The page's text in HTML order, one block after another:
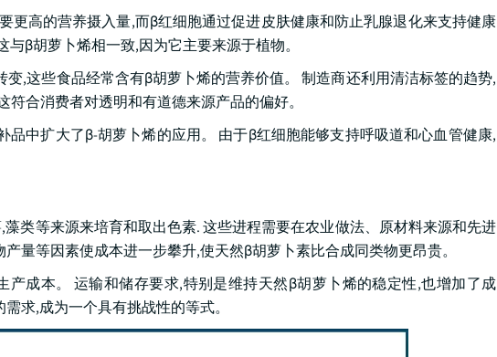
更高的营养摄入量,而β红细胞通过促进皮肤健康和防止乳腺退化来支持健康
β胡萝卜烯相一致,因为它主要来源于植物。
,这些食品经常含有β胡萝卜烯的营养价值。 制造商还利用清洁标签的趋势,
合消费者对透明和有道德来源产品的偏好。
中扩大了β-胡萝卜烯的应用。 由于β红细胞能够支持呼吸道和心血管健康,
类等来源来培育和取出色素. 这些进程需要在农业做法、原材料来源和先进
量等因素使成本进一步攀升,使天然β胡萝卜素比合成同类物更昂贵。
成本。 运输和储存要求,特别是维持天然β胡萝卜烯的稳定性,也增加了成
求,成为一个具有挑战性的等式。